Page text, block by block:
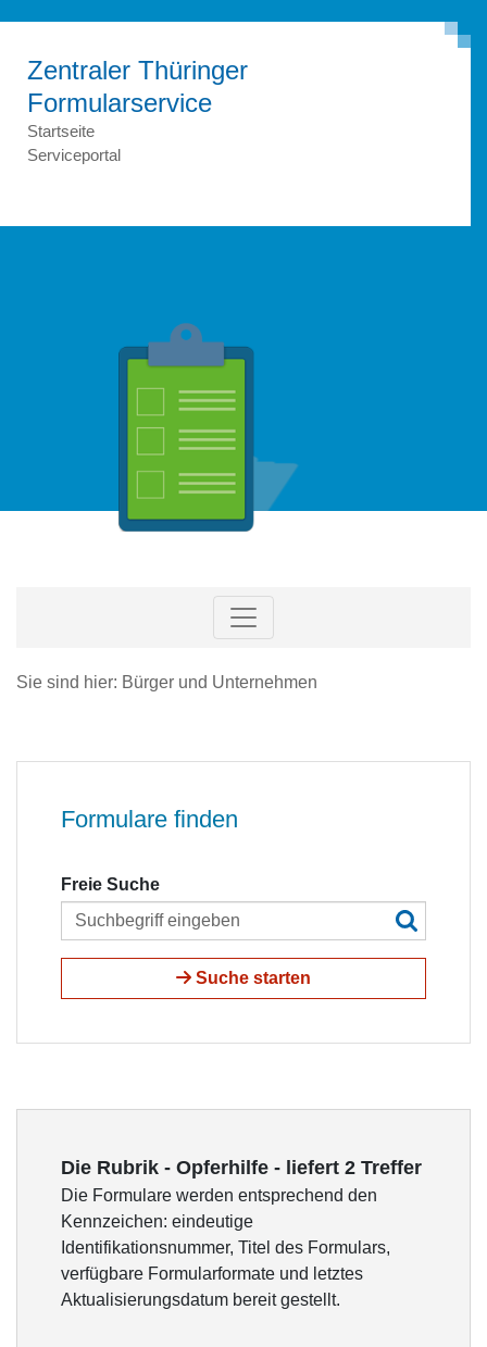
Zentraler Thüringer
Formular­service
Startseite
Serviceportal
Sie sind hier: Bürger und Unternehmen
Formulare finden
Freie Suche
Suche starten
Die Rubrik - Opferhilfe - liefert 2 Treffer
Die Formulare werden entsprechend den
Kennzeichen: eindeutige
Identifikationsnummer, Titel des Formulars,
verfügbare Formularformate und letztes
Aktualisierungsdatum bereit gestellt.